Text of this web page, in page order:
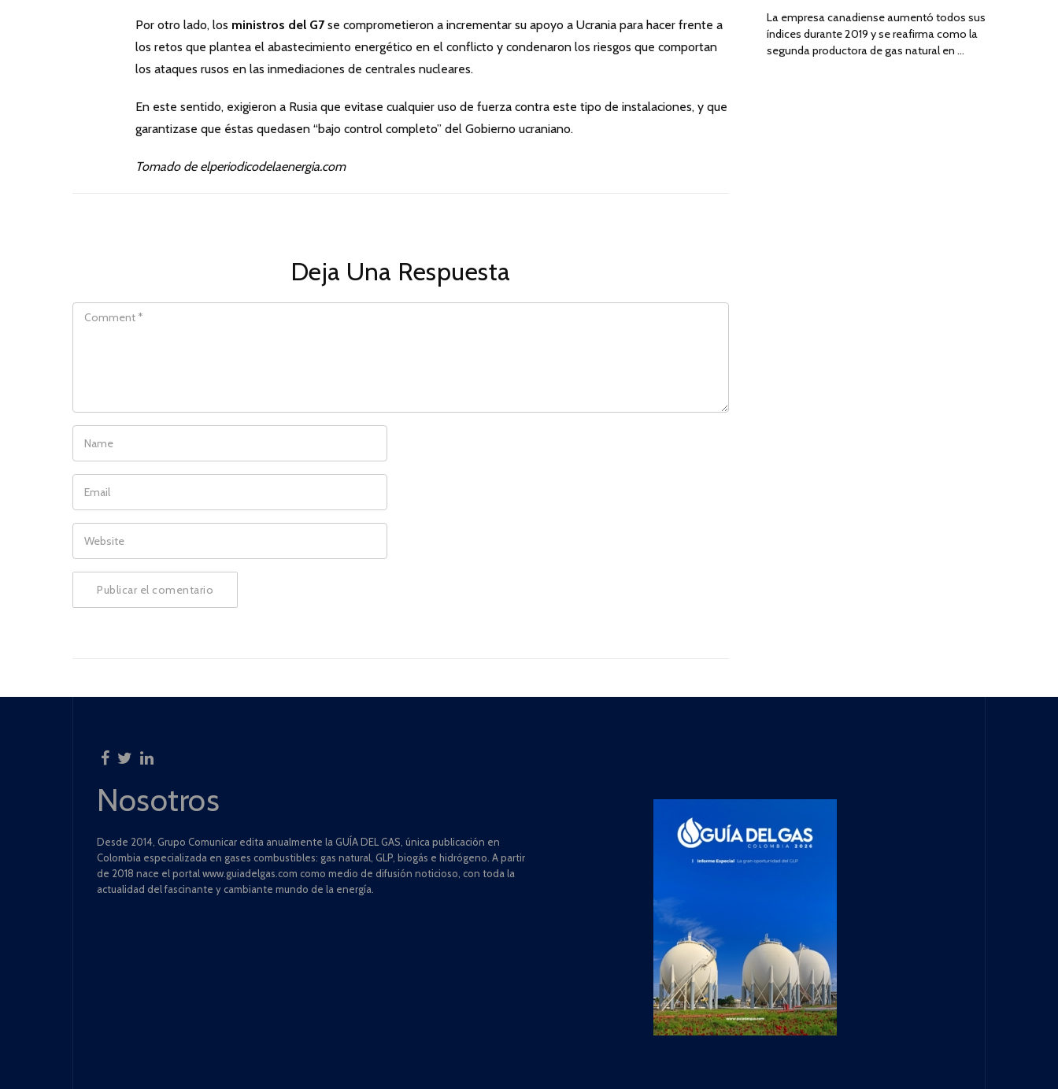
Por otro lado, los ministros del G7se comprometieron a incrementar su apoyo a Ucrania para hacer frente a
los retos que plantea el abastecimiento energético en el conflicto y condenaron los riesgos que comportan
los ataques rusos en las inmediaciones de centrales nucleares.
En este sentido, exigieron a Rusia que evitase cualquier uso de fuerza contra este tipo de instalaciones, y que
garantizase que éstas quedasen “bajo control completo” del Gobierno ucraniano.
Tomado de elperiodicodelaenergia.com
Deja Una Respuesta
COMMENT
NAME
EMAIL
WEBSITE
La empresa canadiense aumentó todos sus
índices durante 2019 y se reafirma como la
segunda productora de gas natural en …
Nosotros
Desde 2014, Grupo Comunicar edita anualmente la GUÍA DEL GAS, única publicación en
Colombia especializada en gases combustibles: gas natural, GLP, biogás e hidrógeno. A partir
de 2018 nace el portal www.guiadelgas.com como medio de difusión noticioso, con toda la
actualidad del fascinante y cambiante mundo de la energía.